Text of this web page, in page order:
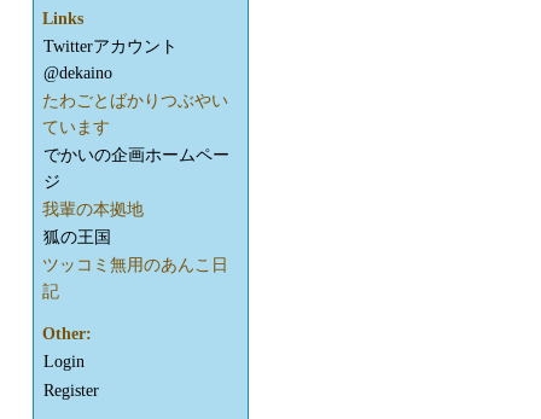
Links
Twitterアカウント
@dekaino
たわごとばかりつぶやい
ています
でかいの企画ホームペー
ジ
我輩の本拠地
狐の王国
ツッコミ無用のあんこ日
記
Other:
Login
Register